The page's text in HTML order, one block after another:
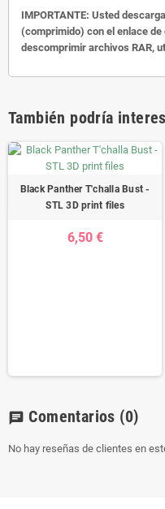
IMPORTANTE: Usted
(comprimido) con el enlace
descomprimir archivos RAR,
También podría
Black Panther T'challa Bust -
STL 3D print files
6,50 €
chat Comentarios (0)
No hay reseñas de clientes en